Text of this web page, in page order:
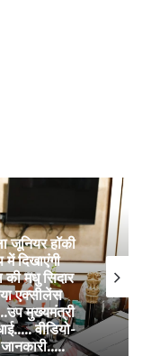
जूनियर हॉकी
दिखाएंगी
की मधु सिदार
एक्सीलेंस
मुख्यमंत्री
वीडियो-